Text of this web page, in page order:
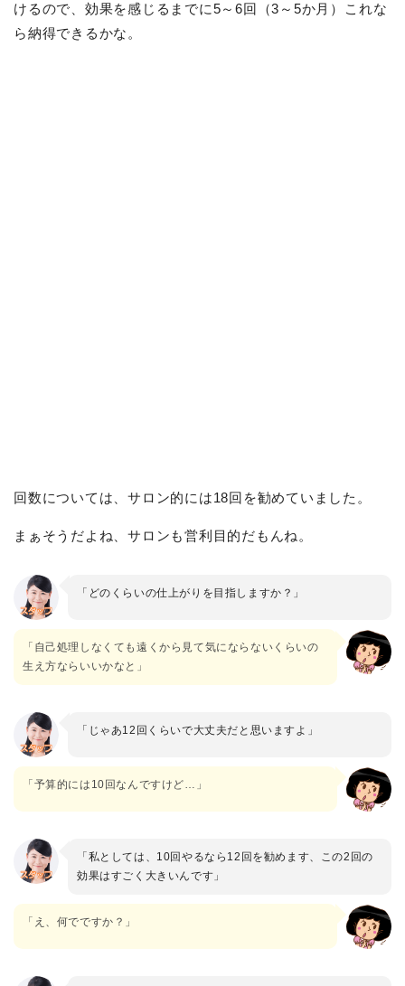
けるので、効果を感じるまでに5～6回（3～5か月）これな
ら納得できるかな。
回数については、サロン的には18回を勧めていました。
まぁそうだよね、サロンも営利目的だもんね。
「どのくらいの仕上がりを目指しますか？」
「自己処理しなくても遠くから見て気にならないくらいの
生え方ならいいかなと」
「じゃあ12回くらいで大丈夫だと思いますよ」
「予算的には10回なんですけど…」
「私としては、10回やるなら12回を勧めます、この2回の
効果はすごく大きいんです」
「え、何でですか？」